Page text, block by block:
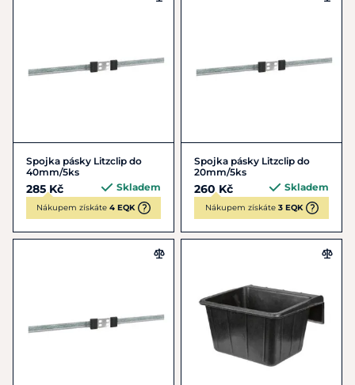
Spojka pásky Litzclip do
40mm/5ks
285 Kč Skladem
Nákupem získáte 4 EQK
Spojka pásky Litzclip do
20mm/5ks
260 Kč Skladem
Nákupem získáte 3 EQK